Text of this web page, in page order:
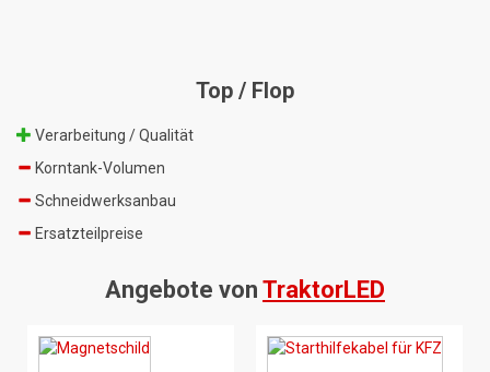
Top / Flop
Verarbeitung / Qualität
Korntank-Volumen
Schneidwerksanbau
Ersatzteilpreise
Angebote von TraktorLED